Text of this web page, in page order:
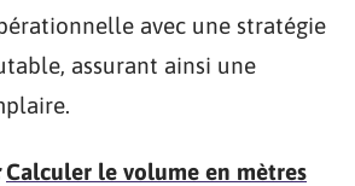
avec une stratégie
assurant ainsi une
Calculer le volume en mètres